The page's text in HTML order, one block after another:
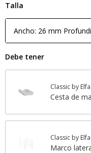
Talla
Ancho: 26 mm
Debe tener
Classic by Elfa
Cesta de
Classic by Elfa
Marco